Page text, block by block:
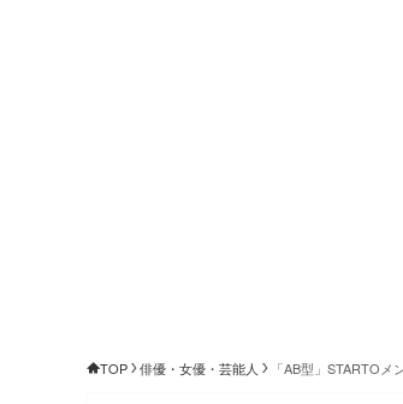
TOP 俳優・女優・芸能人 「AB型」STARTOメ